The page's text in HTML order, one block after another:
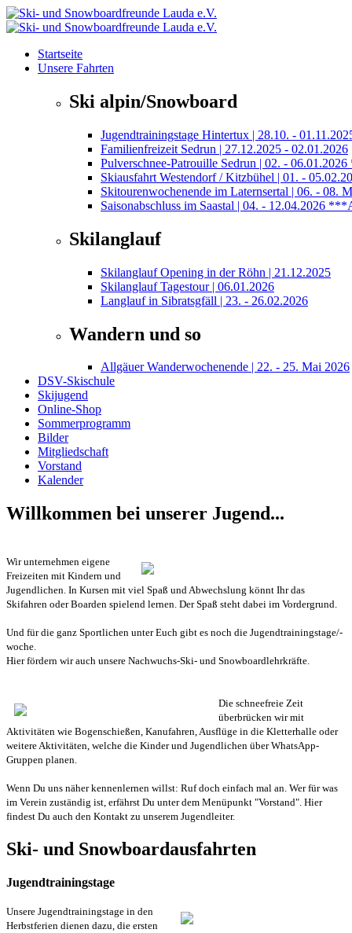
Startseite
Unsere Fahrten
Ski alpin/Snowboard
Jugendtrainingstage Hintertux | 28.10. -
Familienfreizeit Sedrun | 27.12.2025 - 02.01.2026
Pulverschnee-Patrouille Sedrun | 02. -
Skiausfahrt Westendorf / Kitzbühel | 01. -
Skitourenwochenende im Laternsertal | 06. -
Saisonabschluss im Saastal | 04. - 12.04.2026
Skilanglauf
Skilanglauf Opening in der Röhn | 21.12.2025
Skilanglauf Tagestour | 06.01.2026
Langlauf in Sibratsgfäll | 23. - 26.02.2026
Wandern und so
Allgäuer Wanderwochenende | 22. - 25. Mai 2026
DSV-Skischule
Skijugend
Online-Shop
Sommerprogramm
Bilder
Mitgliedschaft
Vorstand
Kalender
Willkommen bei unserer Jugend...
Wir unternehmen eigene
Freizeiten mit Kindern und
Jugendlichen. In Kursen mit viel Spaß und Abwechslung könnt Ihr das
Skifahren oder Boarden spielend lernen. Der Spaß steht dabei im Vordergrund.
Und für die ganz Sportlichen unter Euch gibt es noch die Jugendtrainingstage/-
woche.
Hier fördern wir auch unsere Nachwuchs-Ski- und Snowboardlehrkräfte.
Die schneefreie Zeit
überbrücken wir mit
Aktivitäten wie Bogenschießen, Kanufahren, Ausflüge in die Kletterhalle oder
weitere Aktivitäten, welche die Kinder und Jugendlichen über WhatsApp-
Gruppen planen.
Wenn Du uns näher kennenlernen willst: Ruf doch einfach mal an. Wer für was
im Verein zuständig ist, erfährst Du unter dem Menüpunkt "Vorstand". Hier
findest Du auch den Kontakt zu unserem Jugendleiter.
Ski- und Snowboardausfahrten
Jugendtrainingstage
Unsere Jugendtrainingstage in den
Herbstferien dienen dazu, die ersten